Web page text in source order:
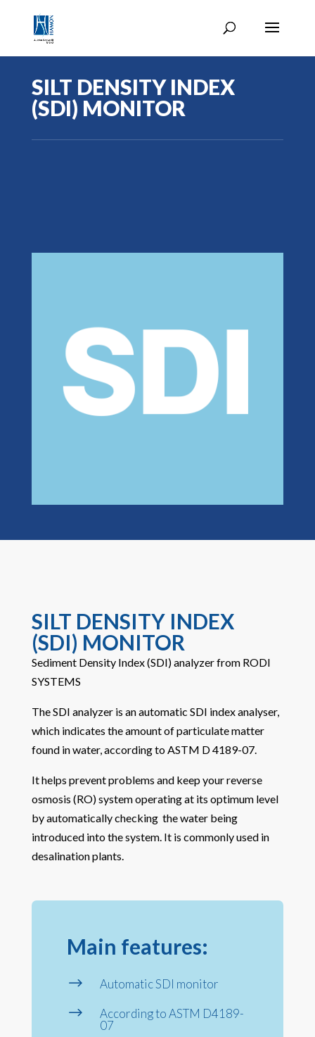
SILT DENSITY INDEX
(SDI) MONITOR
SILT DENSITY INDEX
(SDI) MONITOR
Sediment Density Index (SDI) analyzer from RODI
SYSTEMS
The SDI analyzer is an automatic SDI index analyser,
which indicates the amount of particulate matter
found in water, according to ASTM D 4189-07.
It helps prevent problems and keep your reverse
osmosis (RO) system operating at its optimum level
by automatically checking the water being
introduced into the system. It is commonly used in
desalination plants.
Main features:
$ Automatic SDI monitor
$
According to ASTM D4189-
07